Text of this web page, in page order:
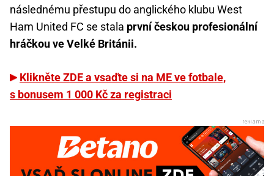
následnému přestupu do anglického klubu West
Ham United FC se stala první českou profesionální
hráčkou ve Velké Británii.
Klikněte ZDE a vsaďte si na ME ve fotbale,
s bonusem 1 000 Kč za registraci